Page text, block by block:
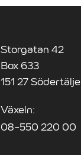
Storgatan 42
Box 633
151 27 Södertälje
Växeln:
08-550 220 00